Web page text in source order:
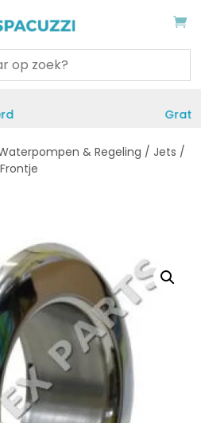
vanaf €50
& Regeling / Jets /